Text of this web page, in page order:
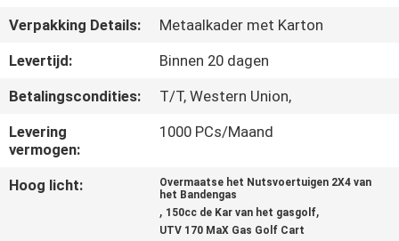
VERZOEK
OM
CITAAT
SITEMAP
PRIVACYBELEID
Verpakking Details:
Metaalkader met Karton
Levertijd:
Binnen 20 dagen
Betalingscondities:
T/T, Western Union,
Levering
vermogen:
1000 PCs/Maand
Hoog licht:
Overmaatse het Nutsvoertuigen 2X4 van
het Bandengas
, 150cc de Kar van het gasgolf,
UTV 170 MaX Gas Golf Cart